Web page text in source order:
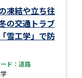
学問分野解説
凍結や立ち往
の交通トラブ
雪工学」で防
ド：道路